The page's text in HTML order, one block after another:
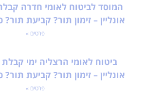
המוסד לביטוח לאומי חדרה
אונליין – זימון תור? קביעת
פרטים »
ביטוח לאומי הרצליה ימי
אונליין – זימון תור? קביעת
פרטים »